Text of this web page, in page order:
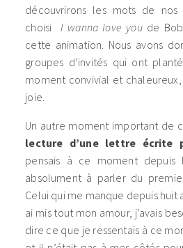
découvrirons les mots de nos
choisi I wanna love youde Bob
cette animation. Nous avons
groupes d’invités qui ont
moment convivial et
joie.
Un autre moment important de
lecture d’une lettre écrite
pensais à ce moment depuis
absolument à parler du
Celui qui me manque depuis huit
ai mis tout mon amour, j’avais
dire ce que je ressentais à ce